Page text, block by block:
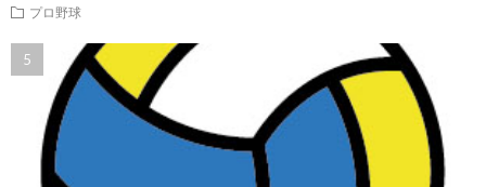
プロ野球